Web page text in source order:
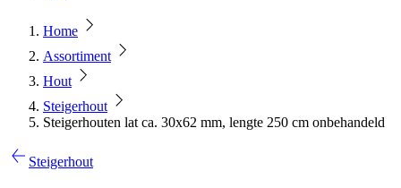
Home
Assortiment
Hout
Steigerhout
Steigerhouten lat ca. 30x62 mm, lengte 250 cm onbehandeld
Steigerhout